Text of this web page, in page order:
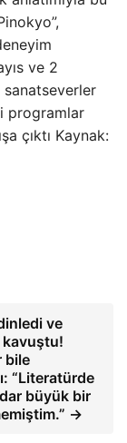
ve 2
programlar
çıktı Kaynak:
ve
kavuştu!
bile
“Literatürde
büyük bir
→